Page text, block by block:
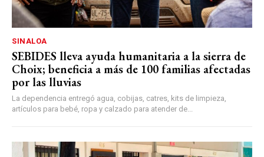
SINALOA
SEBIDES lleva ayuda humanitaria a la sierra de
Choix; beneficia a más de 100 familias afectadas
por las lluvias
La dependencia entregó agua, cobijas, catres, kits de limpieza,
artículos para bebé, ropa y calzado para atender de...